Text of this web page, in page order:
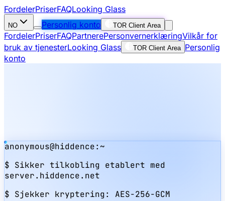
FordelerPriserFAQLooking Glass
NO Personlig konto TOR Client Area
FordelerPriserFAQPartnerePersonvernerklæringVilkår for
bruk av tjenesterLooking Glass TOR Client Area Personlig
konto
anonymous@hiddence:~
$ Sikker tilkobling etablert med
server.hiddence.net
$ Sjekker kryptering:
AES-256-GCM